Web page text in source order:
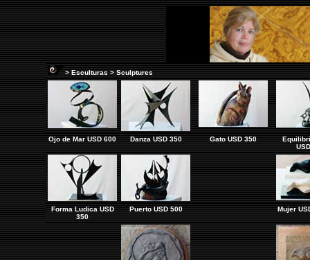
> Esculturas > Sculptures
Ojo de Mar USD 600 Danza USD 350 Gato USD 350
Forma Ludica USD
350
Puerto USD 500 Mujer